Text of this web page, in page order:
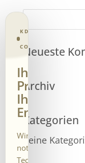
Neueste
Archiv
Kategorien
Keine
KD CONSENT ·
CONTROL
Ihre
Privatsphäre.
Ihre
Wir verwenden
notwendige
Technologien und –